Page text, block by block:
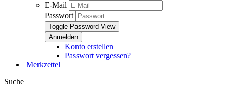
E-Mail
Passwort
Toggle Password View
Konto erstellen
Passwort vergessen?
Merkzettel
Suche